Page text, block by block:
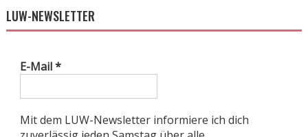
LUW-NEWSLETTER
E-Mail*
Mit dem LUW-Newsletter informiere ich dich